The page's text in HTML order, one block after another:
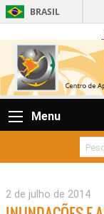
BRASIL
Menu
2 de julho de 2014